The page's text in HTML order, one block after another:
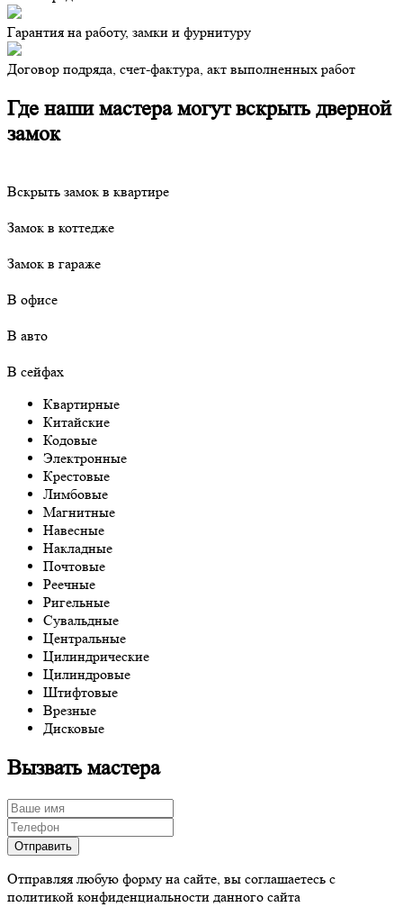
Гарантия на работу, замки и фурнитуру
Договор подряда, счет-фактура, акт выполненных работ
Где наши мастера могут вскрыть дверной
замок
Вскрыть замок в квартире
Замок в коттедже
Замок в гараже
В офисе
В авто
В сейфах
Квартирные
Китайские
Кодовые
Электронные
Крестовые
Лимбовые
Магнитные
Навесные
Накладные
Почтовые
Реечные
Ригельные
Сувальдные
Центральные
Цилиндрические
Цилиндровые
Штифтовые
Врезные
Дисковые
Вызвать мастера
Отправляя любую форму на сайте, вы соглашаетесь с
политикой конфиденциальности данного сайта